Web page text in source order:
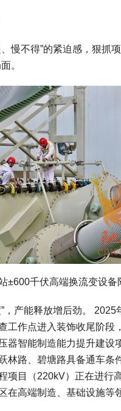
慢不得”的紧迫感，狠抓
。
±600千伏高端换流变设备
，产能释放增后劲。
工作点进入装饰收尾阶
器智能制造能力提升建设
林路、碧塘路具备通车条
项目（220kV）正在进行
在高端制造、基础设施等